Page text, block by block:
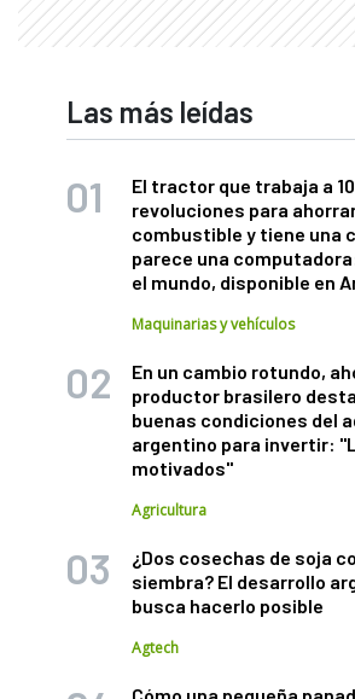
Las más leídas
El tractor que trabaja a
revoluciones para
combustible y tiene una
parece una
el mundo, disponible en
Maquinarias y vehículos
En un cambio rotundo,
productor brasilero
buenas condiciones del
argentino para invertir:
motivados"
Agricultura
¿Dos cosechas de soja
siembra? El desarrollo
busca hacerlo posible
Agtech